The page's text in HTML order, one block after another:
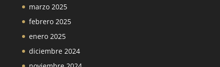
marzo 2025
febrero 2025
enero 2025
diciembre 2024